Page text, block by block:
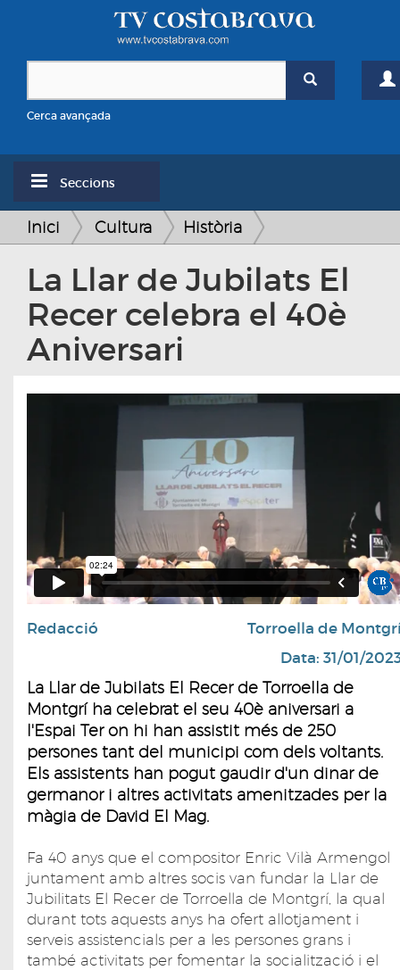
Cerca avançada
Seccions
Inici Cultura Història
La Llar de Jubilats El
Recer celebra el 40è
Aniversari
Redacció
Torroella de
Data: 31/01/
La Llar de Jubilats El Recer de Torroella de
Montgrí ha celebrat el seu 40è aniversari a
l'Espai Ter on hi han assistit més de 250
persones tant del municipi com dels voltants.
Els assistents han pogut gaudir d'un dinar de
germanor i altres activitats amenitzades per la
màgia de David El Mag.
Fa 40 anys que el compositor Enric Vilà Armengol
juntament amb altres socis van fundar la Llar de
Jubilitats El Recer de Torroella de Montgrí, la qual
durant tots aquests anys ha ofert allotjament i
serveis assistencials per a les persones grans i
també activitats per fomentar la socialització i el